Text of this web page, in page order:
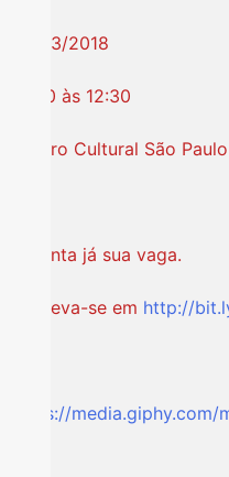
20/03/2018
10:00 às 12:30
Centro Cultural São Paulo
Garanta já sua vaga.
Inscreva-se em http://
https://